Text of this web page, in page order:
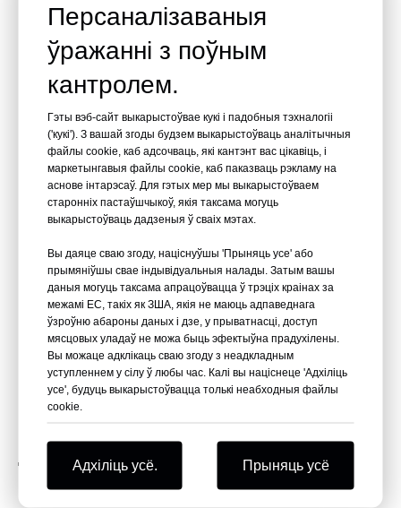
Ацынкаваная серабрыстая або жоўтая аздабленне
падтрымлівае ўстойлівасць да карозіі.
Адзіны памер дапамагае палепшыць
сумяшчальнасць інструментаў і дакладнасць
Склееныя палачкі з 40 частак дапамагаюць
прадухіліць расхістванне і паменшыць
закліноўванне.
Пластыкавая ўпакоўка забяспечвае акуратнае
Падыходзіць для прафесійнага будаўніцтва,
клейкіх палос і бетонных мацаванняў.
Прыкладання для бетонных
цвікоў 14 калібра ST32
для замацавання ў бетонных і мураваных будаўнічых
матэрыялах сумяшчальнымі Т-вобразнымі цвікамі 14-
Персаналізаваныя
ўражанні з поўным
кантролем.
Гэты вэб-сайт выкарыстоўвае кукі і падобныя тэхналогіі
('кукі'). З вашай згоды будзем выкарыстоўваць аналітычныя
файлы cookie, каб адсочваць, які кантэнт вас цікавіць, і
маркетынгавыя файлы cookie, каб паказваць рэкламу на
аснове інтарэсаў. Для гэтых мер мы выкарыстоўваем
старонніх пастаўшчыкоў, якія таксама могуць
выкарыстоўваць дадзеныя ў сваіх мэтах.
Вы даяце сваю згоду, націснуўшы 'Прыняць усе' або
прымяніўшы свае індывідуальныя налады. Затым вашы
даныя могуць таксама апрацоўвацца ў трэціх краінах за
межамі ЕС, такіх як ЗША, якія не маюць адпаведнага
ўзроўню абароны даных і дзе, у прыватнасці, доступ
мясцовых уладаў не можа быць эфектыўна прадухілены.
Вы можаце адклікаць сваю згоду з неадкладным
уступленнем у сілу ў любы час. Калі вы націснеце 'Адхіліць
усе', будуць выкарыстоўвацца толькі неабходныя файлы
cookie.
Адхіліць усё. Прыняць усё